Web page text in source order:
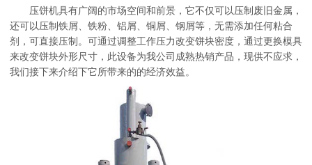
压饼机具有广阔的市场空间和前景，它不仅可以压制废旧金属，
还可以压制铁屑、铁粉、铝屑、铜屑、钢屑等，无需添加任何粘合
剂，可直接压制。可通过调整工作压力改变饼块密度，通过更换模具
来改变饼块外形尺寸，此设备为我公司成熟热销产品，现供不应求，
我们接下来介绍下它所带来的的经济效益。